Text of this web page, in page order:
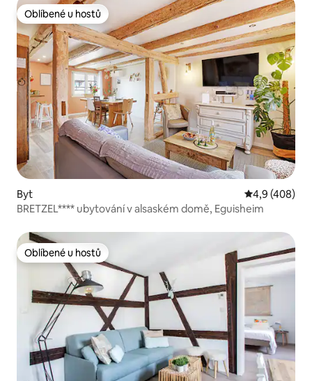
Oblíbené u hostů
Oblíbené u hostů
Byt Průměrné
4,9 (408)
BRETZEL**** ubytování v alsaském domě, Eguisheim
Oblíbené u hostů
Oblíbené u hostů